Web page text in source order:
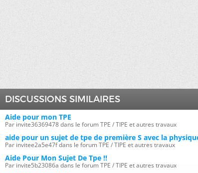
DISCUSSIONS SIMILAIRES
Aide pour mon TPE
Par invite36369478 dans le forum TPE / TIPE et autres travaux
aide pour un sujet de tpe de première S avec la
Par invitee2a5e47f dans le forum TPE / TIPE et autres travaux
Aide Pour Mon Sujet De Tpe !!
Par invite5b23086a dans le forum TPE / TIPE et autres travaux